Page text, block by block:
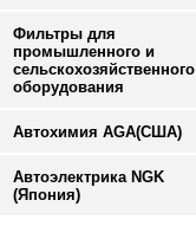
Фильтры для
промышленного и
сельскохозяйственного
оборудования
Автохимия AGA(США)
Автоэлектрика NGK
(Япония)